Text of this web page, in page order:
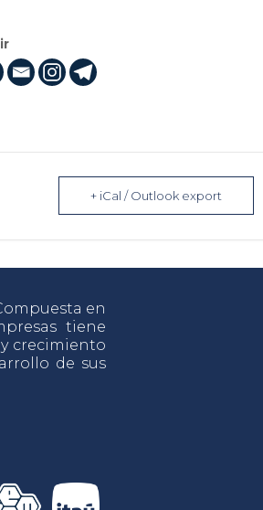
+ iCal / Outlook export
en
tiene
crecimiento
de sus